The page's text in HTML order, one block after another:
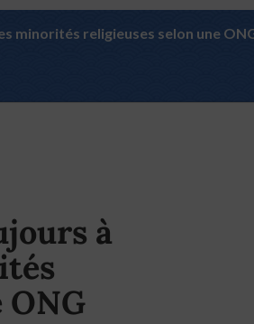
minorités religieuses selon une
à